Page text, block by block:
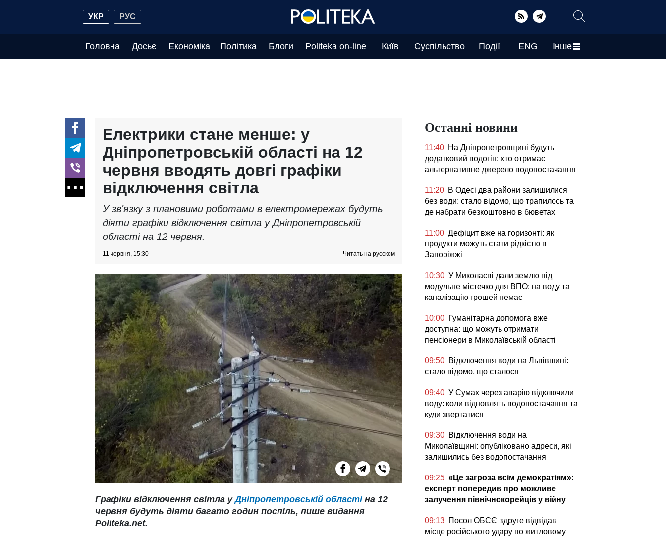
УКР РУС
Головна Досьє Економіка Політика Блоги Politeka on-line Київ Суспільство Події ENG Інше
Електрики стане менше: у
Дніпропетровській області на 12
червня вводять довгі графіки
відключення світла
У зв'язку з плановими роботами в електромережах будуть
діяти графіки відключення світла у Дніпропетровській
області на 12 червня.
11 червня, 15:30 Читать на русском
Графіки відключення світла уДніпропетровській областіна 12
червня будуть діяти багато годин поспіль, пише видання
Politeka.net.
Останні новини
11:40 На Дніпропетровщині будуть
додатковий водогін: хто отримає
альтернативне джерело водопостачання
11:20 В Одесі два райони залишилися
без води: стало відомо, що трапилось та
де набрати безкоштовно в бюветах
11:00 Дефіцит вже на горизонті: які
продукти можуть стати рідкістю в
Запоріжжі
10:30 У Миколаєві дали землю під
модульне містечко для ВПО: на воду та
каналізацію грошей немає
10:00 Гуманітарна допомога вже
доступна: що можуть отримати
пенсіонери в Миколаївській області
09:50 Відключення води на Львівщині:
стало відомо, що сталося
09:40 У Сумах через аварію відключили
воду: коли відновлять водопостачання та
куди звертатися
09:30 Відключення води на
Миколаївщині: опубліковано адреси, які
залишились без водопостачання
09:25 «Це загроза всім демократіям»:
експерт попередив про можливе
залучення північнокорейців у війну
09:13 Посол ОБСЄ вдруге відвідав
місце російського удару по житловому